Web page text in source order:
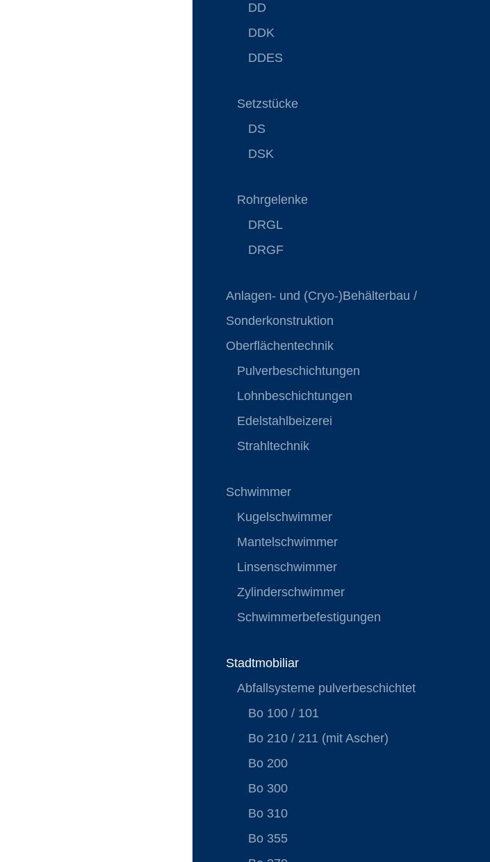
DD
DDK
DDES
Setzstücke
DS
DSK
Rohrgelenke
DRGL
DRGF
Anlagen- und (Cryo-)Behälterbau /
Sonderkonstruktion
Oberflächentechnik
Pulverbeschichtungen
Lohnbeschichtungen
Edelstahlbeizerei
Strahltechnik
Schwimmer
Kugelschwimmer
Mantelschwimmer
Linsenschwimmer
Zylinderschwimmer
Schwimmerbefestigungen
Stadtmobiliar
Abfallsysteme pulverbeschichtet
Bo 100 / 101
Bo 210 / 211 (mit Ascher)
Bo 200
Bo 300
Bo 310
Bo 355